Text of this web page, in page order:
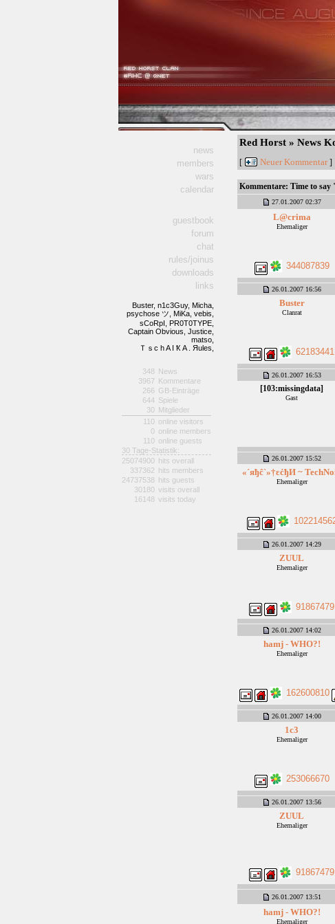
news
members
wars
calendar
guestbook
forum
chat
rules/joinus
downloads
links
Buster, n1c3Guy, Micha,
psychose ツ,
MiKa, vebis,
sCoRpI,
PR0T0TYPE,
Captain Obvious, Justice,
matso,
Ｔｓc h A I Ҟ A . Яules,
348 News
3967 Kommentare
266 GB-Einträge
644 Spiele
30 Mitglieder
110 online visitors
0 online members
110 online guests
30 Tage-Statistik:
25074900 hits overall
337362 hits members
24737538 hits guests
30180 visits overall
16148 visits today
Red Horst » News
[ Neuer Kommentar]
Kommentare: Time to say
27.01.2007 02:37
L@crima
Ehemaliger
344087839
26.01.2007 16:56
Buster
Clanrat
62183441
26.01.2007 16:53
[103:missingdata]
Gast
26.01.2007 15:52
«´яђĉ`»†εċђИ ~
Ehemaliger
26.01.2007 14:29
ZUUL
Ehemaliger
91867479
26.01.2007 14:02
hamj - WHO?!
Ehemaliger
162600810
26.01.2007 14:00
1c3
Ehemaliger
253066670
26.01.2007 13:56
ZUUL
Ehemaliger
91867479
26.01.2007 13:51
hamj - WHO?!
Ehemaliger